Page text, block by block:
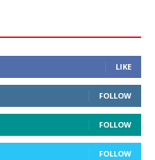
LIKE
FOLLOW
FOLLOW
FOLLOW